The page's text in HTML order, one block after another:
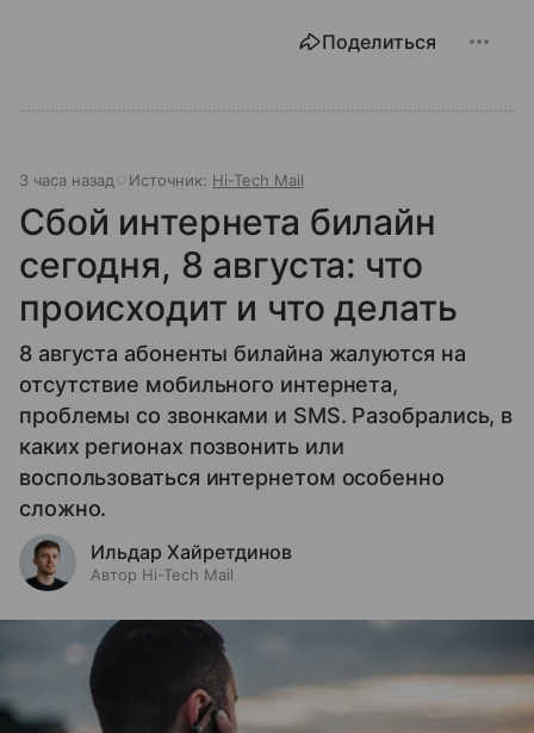
Поделиться
3 часа назад Источник: Hi-Tech Mail
Сбой интернета билайн
сегодня, 8 августа: что
происходит и что делать
8 августа абоненты билайна жалуются на
отсутствие мобильного интернета,
проблемы со звонками и SMS. Разобрались, в
каких регионах позвонить или
воспользоваться интернетом особенно
сложно.
Ильдар Хайретдинов
Автор Hi-Tech Mail